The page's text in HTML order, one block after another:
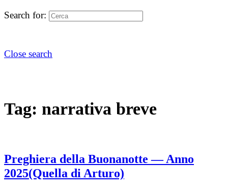
Search for:
Close search
Tag: narrativa breve
Preghiera della Buonanotte — Anno
2025(Quella di Arturo)